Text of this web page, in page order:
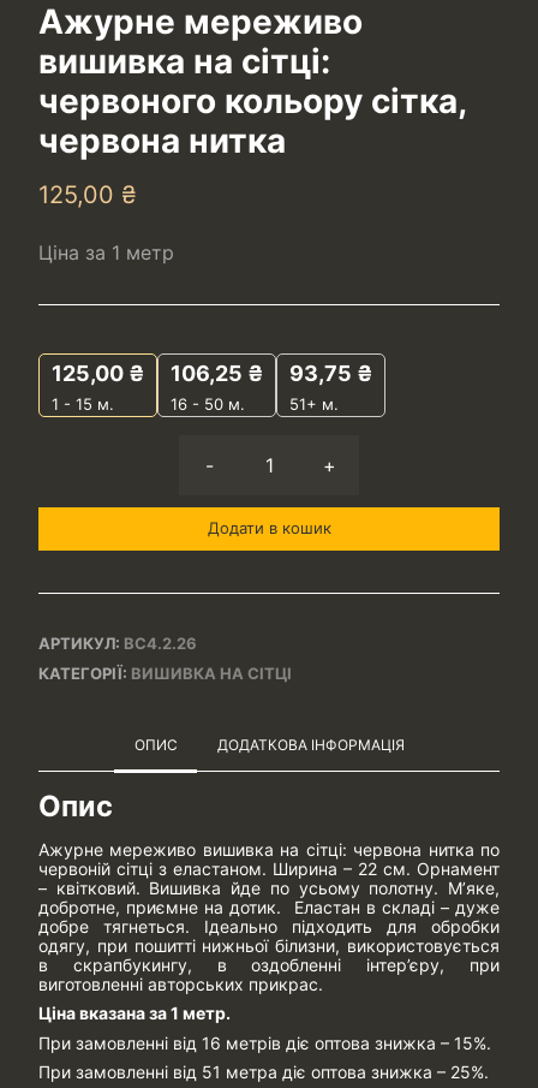
Ажурне мереживо
вишивка на сітці:
червоного кольору сітка,
червона нитка
125,00 ₴
Ціна за 1 метр
125,00 ₴
1 - 15 м.
106,25 ₴
16 - 50 м.
93,75 ₴
51+ м.
- +
Додати в кошик
АРТИКУЛ: ВС4.2.26
КАТЕГОРІЇ: ВИШИВКА НА СІТЦІ
ОПИС ДОДАТКОВА ІНФОРМАЦІЯ
Опис
Ажурне мереживо вишивка на сітці: червона нитка по
червоній сітці з еластаном. Ширина – 22 см. Орнамент
– квітковий. Вишивка йде по усьому полотну. М’яке,
добротне, приємне на дотик. Еластан в складі – дуже
добре тягнеться. Ідеально підходить для обробки
одягу, при пошитті нижньої білизни, використовується
в скрапбукингу, в оздобленні інтер’єру, при
виготовленні авторських прикрас.
Ціна вказана за 1 метр.
При замовленні від 16 метрів діє оптова знижка – 15%.
При замовленні від 51 метра діє оптова знижка – 25%.